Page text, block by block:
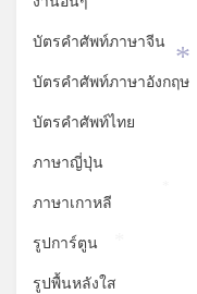
บัตรคำศัพท์ภาษาจีน
บัตรคำศัพท์ภาษาอังกฤษ
บัตรคำศัพท์ไทย
ภาษาญี่ปุ่น
ภาษาเกาหลี
รูปการ์ตูน
รูปพื้นหลังใส
*